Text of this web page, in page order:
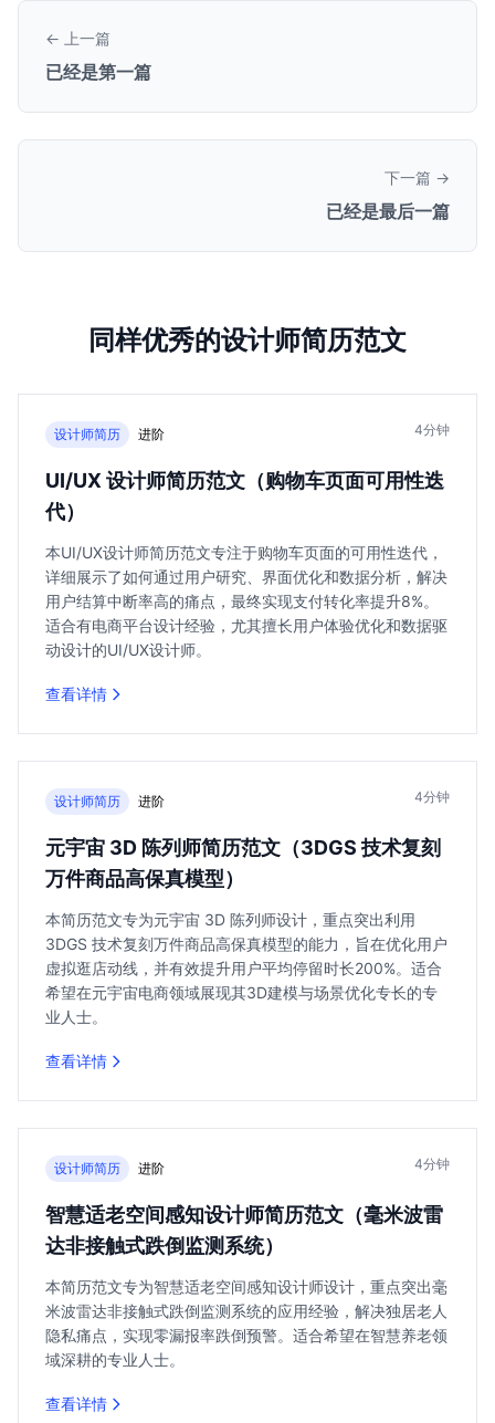
← 上一篇
已经是第一篇
下一篇 →
已经是最后一篇
同样优秀的设计师简历范文
设计师简历 进阶 4分钟
UI/UX 设计师简历范文（购物车页面可用性迭
代）
本UI/UX设计师简历范文专注于购物车页面的可用性迭代，
详细展示了如何通过用户研究、界面优化和数据分析，解决
用户结算中断率高的痛点，最终实现支付转化率提升8%。
适合有电商平台设计经验，尤其擅长用户体验优化和数据驱
动设计的UI/UX设计师。
查看详情
设计师简历 进阶 4分钟
元宇宙 3D 陈列师简历范文（3DGS 技术复刻
万件商品高保真模型）
本简历范文专为元宇宙 3D 陈列师设计，重点突出利用
3DGS 技术复刻万件商品高保真模型的能力，旨在优化用户
虚拟逛店动线，并有效提升用户平均停留时长200%。适合
希望在元宇宙电商领域展现其3D建模与场景优化专长的专
业人士。
查看详情
设计师简历 进阶 4分钟
智慧适老空间感知设计师简历范文（毫米波雷
达非接触式跌倒监测系统）
本简历范文专为智慧适老空间感知设计师设计，重点突出毫
米波雷达非接触式跌倒监测系统的应用经验，解决独居老人
隐私痛点，实现零漏报率跌倒预警。适合希望在智慧养老领
域深耕的专业人士。
查看详情